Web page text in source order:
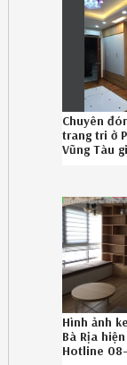
Chuyên
trang tri ở
Vũng Tàu
Hình ảnh
Bà Rịa
Hotline